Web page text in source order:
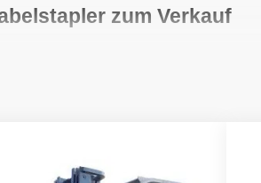
zum Verkauf
zum Verkauf an, die sich perfekt
täglichen Einsatzes standhalten und